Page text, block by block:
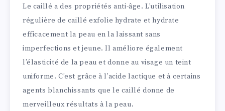
Le caillé a des propriétés anti-âge. L’utilisation
régulière de caillé exfolie hydrate et hydrate
efficacement la peau en la laissant sans
imperfections et jeune. Il améliore également
l’élasticité de la peau et donne au visage un teint
uniforme. C’est grâce à l’acide lactique et à certains
agents blanchissants que le caillé donne de
merveilleux résultats à la peau.